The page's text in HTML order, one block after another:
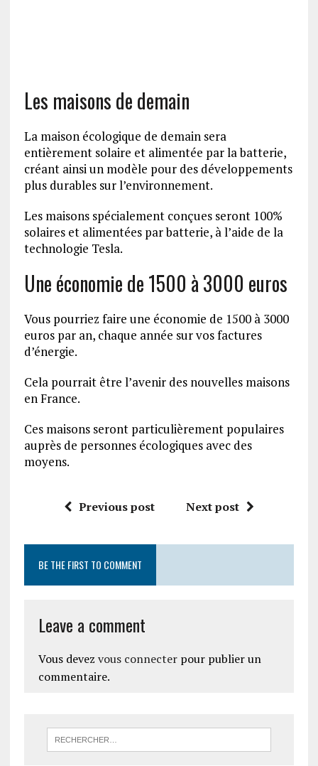
Les maisons de demain
La maison écologique de demain sera
entièrement solaire et alimentée par la batterie,
créant ainsi un modèle pour des développements
plus durables sur l’environnement.
Les maisons spécialement conçues seront 100%
solaires et alimentées par batterie, à l’aide de la
technologie Tesla.
Une économie de 1500 à 3000 euros
Vous pourriez faire une économie de 1500 à 3000
euros par an, chaque année sur vos factures
d’énergie.
Cela pourrait être l’avenir des nouvelles maisons
en France.
Ces maisons seront particulièrement populaires
auprès de personnes écologiques avec des
moyens.
Previous post Next post
BE THE FIRST TO COMMENT
Leave a comment
Vous devez vous connecterpour publier un
commentaire.